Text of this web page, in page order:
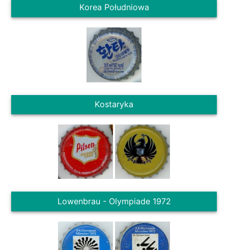
Korea Południowa
Kostaryka
Lowenbrau - Olympiade 1972